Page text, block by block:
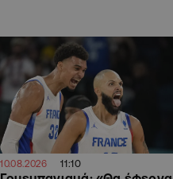
10.08.2026 11:10